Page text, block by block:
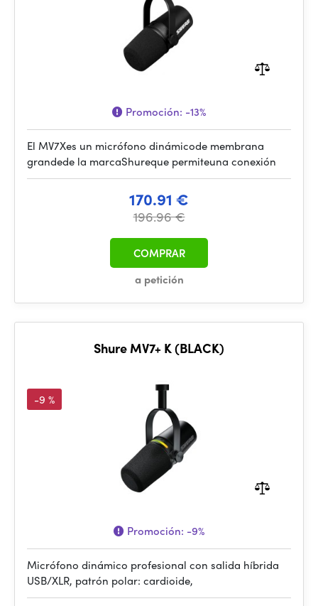
Promoción: -13%
El MV7Xes un micrófono dinámicode membrana
grandede la marcaShureque permiteuna conexión
170.91 €
196.96 €
a petición
COMPRAR
Shure MV7+ K (BLACK)
-9 %
Promoción: -9%
Micrófono dinámico profesional con salida híbrida
USB/XLR, patrón polar: cardioide,